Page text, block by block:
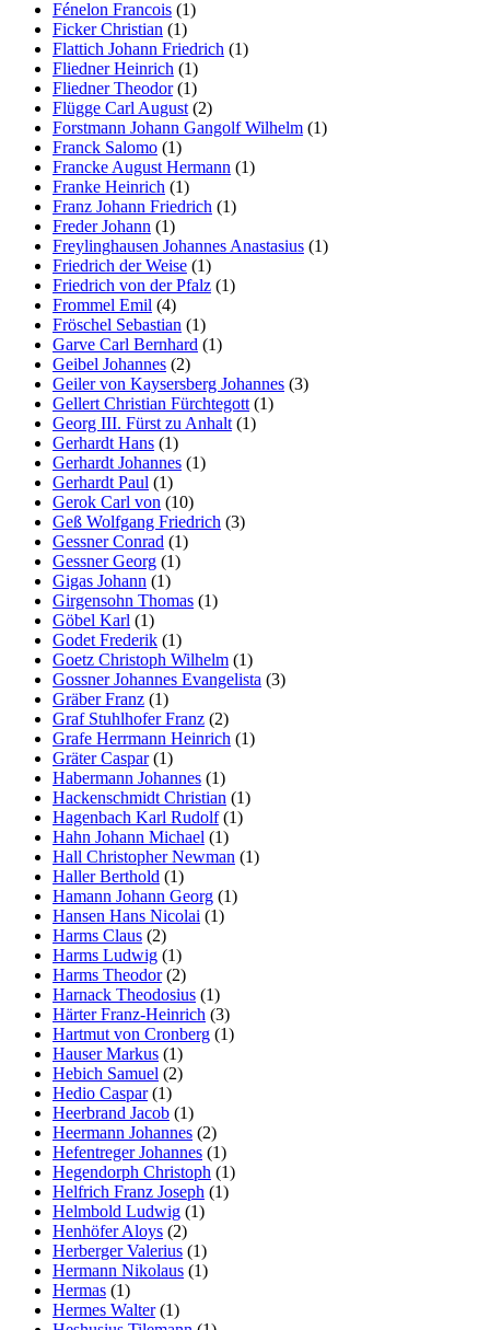
Fénelon Francois (1)
Ficker Christian (1)
Flattich Johann Friedrich (1)
Fliedner Heinrich (1)
Fliedner Theodor(1)
Flügge Carl August (2)
Forstmann Johann Gangolf Wilhelm (1)
Franck Salomo (1)
Francke August Hermann (1)
Franke Heinrich (1)
Franz Johann Friedrich (1)
Freder Johann (1)
Freylinghausen Johannes Anastasius (1)
Friedrich der Weise (1)
Friedrich von der Pfalz (1)
Frommel Emil (4)
Fröschel Sebastian (1)
Garve Carl Bernhard (1)
Geibel Johannes (2)
Geiler von Kaysersberg Johannes (3)
Gellert Christian Fürchtegott (1)
Georg III. Fürst zu Anhalt (1)
Gerhardt Hans (1)
Gerhardt Johannes (1)
Gerhardt Paul (1)
Gerok Carl von (10)
Geß Wolfgang Friedrich (3)
Gessner Conrad (1)
Gessner Georg (1)
Gigas Johann (1)
Girgensohn Thomas (1)
Göbel Karl (1)
Godet Frederik (1)
Goetz Christoph Wilhelm (1)
Gossner Johannes Evangelista (3)
Gräber Franz (1)
Graf Stuhlhofer Franz (2)
Grafe Herrmann Heinrich (1)
Gräter Caspar(1)
Habermann Johannes (1)
Hackenschmidt Christian (1)
Hagenbach Karl Rudolf(1)
Hahn Johann Michael (1)
Hall Christopher Newman (1)
Haller Berthold (1)
Hamann Johann Georg (1)
Hansen Hans Nicolai (1)
Harms Claus (2)
Harms Ludwig (1)
Harms Theodor(2)
Harnack Theodosius (1)
Härter Franz-Heinrich (3)
Hartmut von Cronberg (1)
Hauser Markus (1)
Hebich Samuel (2)
Hedio Caspar(1)
Heerbrand Jacob (1)
Heermann Johannes (2)
Hefentreger Johannes (1)
Hegendorph Christoph (1)
Helfrich Franz Joseph (1)
Helmbold Ludwig (1)
Henhöfer Aloys (2)
Herberger Valerius (1)
Hermann Nikolaus (1)
Hermas (1)
Hermes Walter(1)